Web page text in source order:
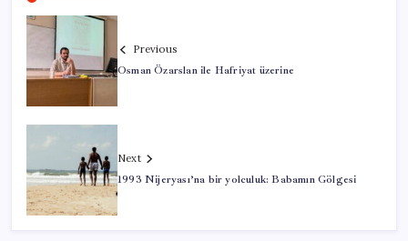
Previous
Osman Özarslan ile Hafriyat üzerine
Next
1993 Nijeryası’na bir yolculuk: Babamın Gölgesi